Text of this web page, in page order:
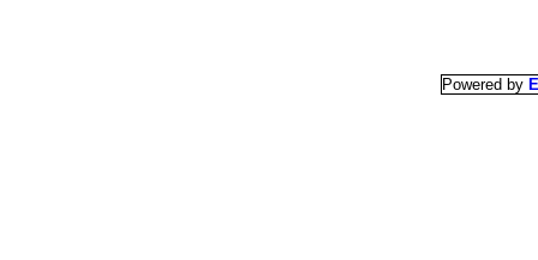
Powered by